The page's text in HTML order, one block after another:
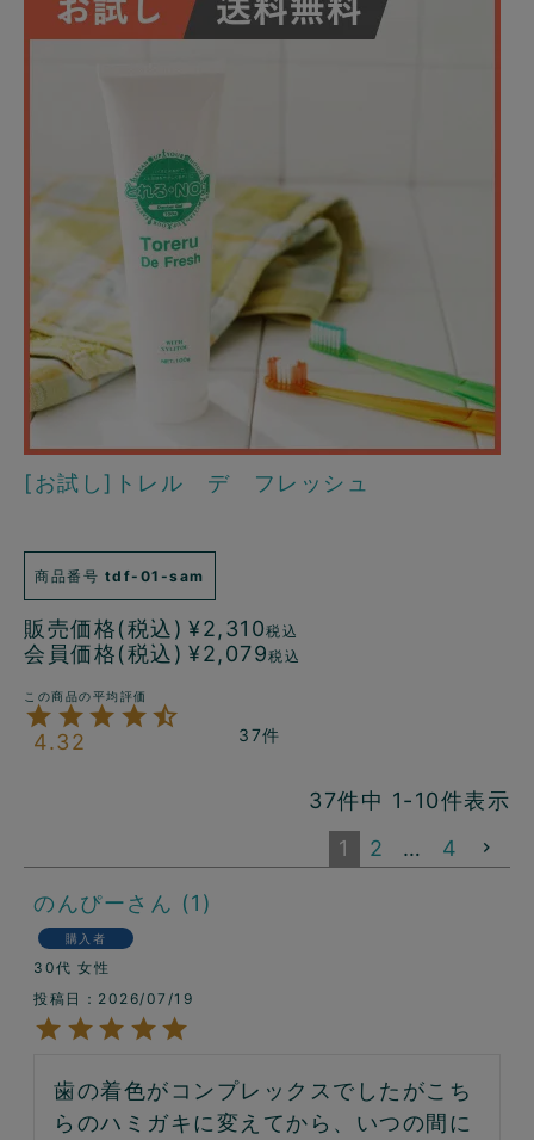
[お試し]トレル デ フレッシュ
商品番号 tdf-01-sam
販売価格(税込) ¥2,310税込
会員価格(税込) ¥2,079税込
4.32 37
37件中 1-10件表示
1
2 … 4
のんぴー 1
購入者
30代 女性
投稿日
2026/07/19
歯の着色がコンプレックスでしたがこち
らのハミガキに変えてから、いつの間に